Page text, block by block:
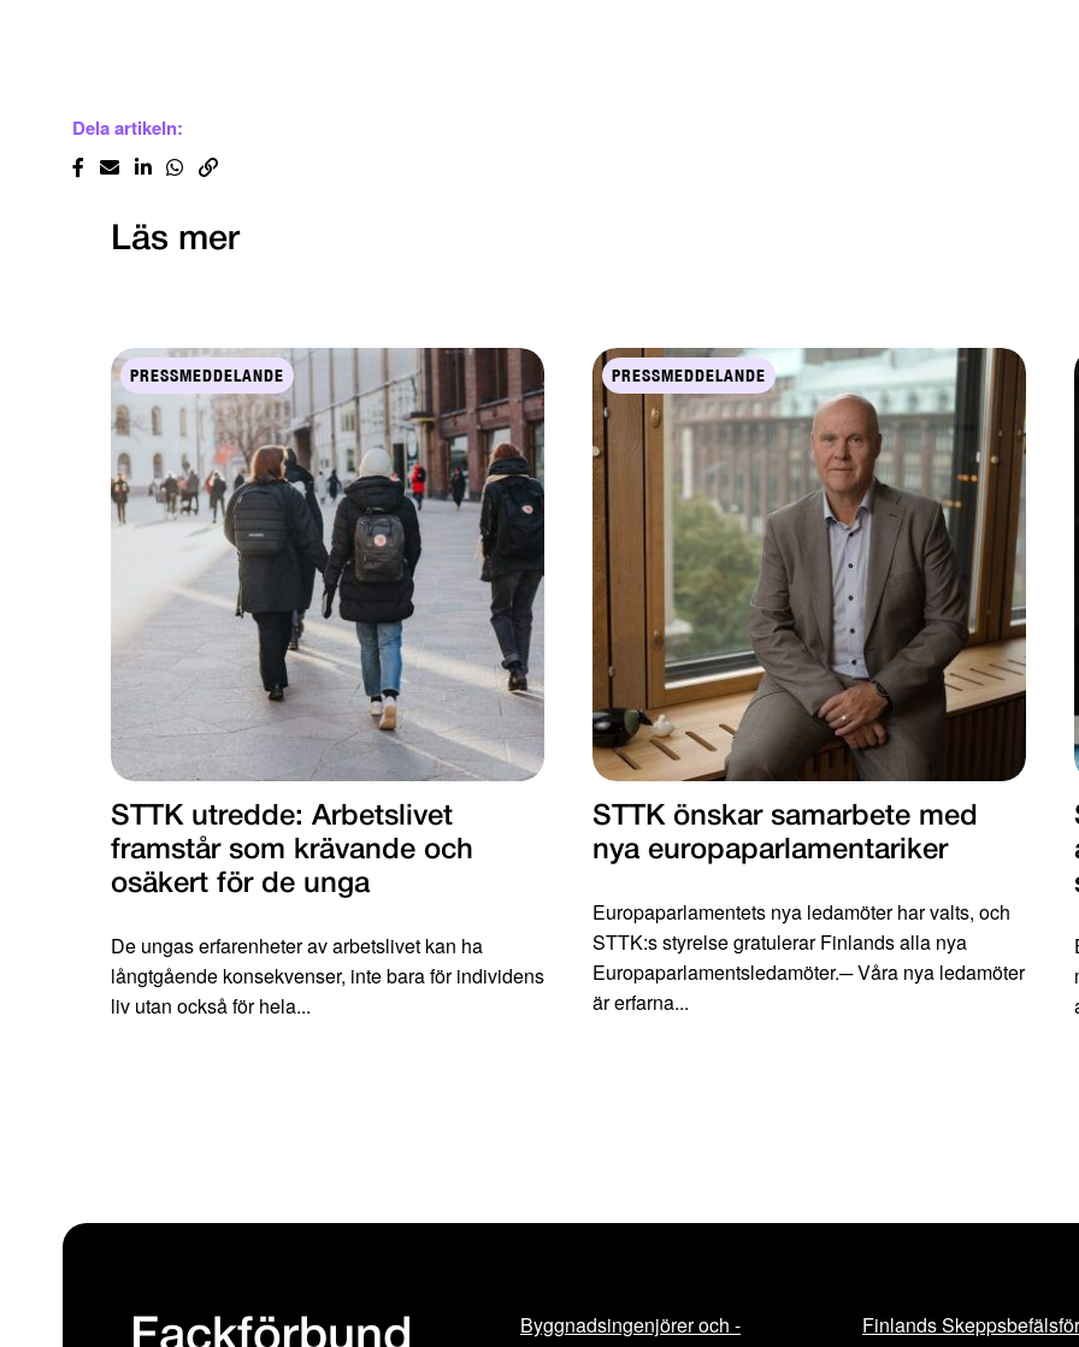
Dela artikeln:
Läs mer
PRESSMEDDELANDE
STTK utredde: Arbetslivet
framstår som krävande och
osäkert för de unga
De ungas erfarenheter av arbetslivet kan ha
långtgående konsekvenser, inte bara för individens
liv utan också för hela...
PRESSMEDDELANDE
STTK önskar samarbete med
nya europaparlamentariker
Europaparlamentets nya ledamöter har valts, och
STTK:s styrelse gratulerar Finlands alla nya
Europaparlamentsledamöter.─ Våra nya ledamöter
är erfarna...
Byggnadsingenjörer och -
Finlands